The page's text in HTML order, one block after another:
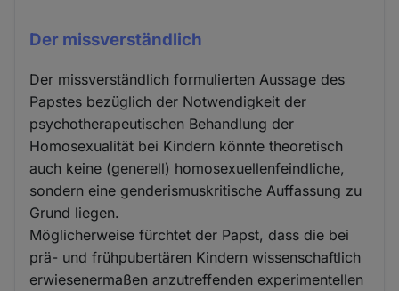
Der missverständlich
Der missverständlich formulierten Aussage des
Papstes bezüglich der Notwendigkeit der
psychotherapeutischen Behandlung der
Homosexualität bei Kindern könnte theoretisch
auch keine (generell) homosexuellenfeindliche,
sondern eine genderismuskritische Auffassung zu
Grund liegen.
Möglicherweise fürchtet der Papst, dass die bei
prä- und frühpubertären Kindern wissenschaftlich
erwiesenermaßen anzutreffenden experimentellen